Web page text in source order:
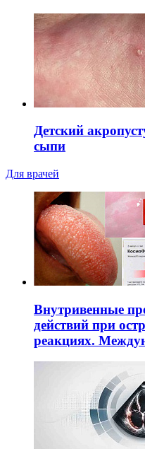
Детский
сыпи
Для врачей
Внутривенные
действий при
реакциях.